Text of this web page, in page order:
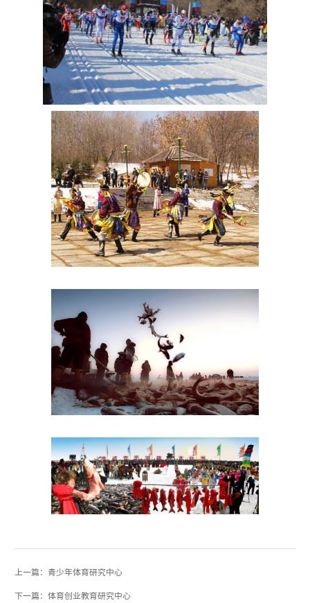
上一篇：青少年体育研究中心
下一篇：体育创业教育研究中心